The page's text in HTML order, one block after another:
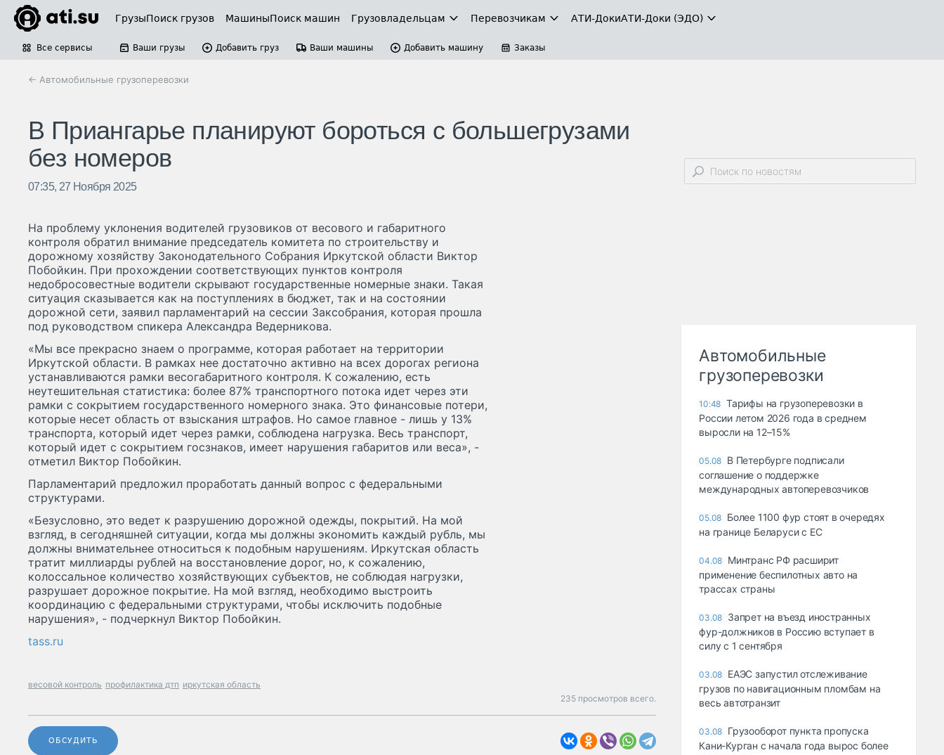
ГрузыПоиск грузов МашиныПоиск машин Грузовладельцам Перевозчикам АТИ-ДокиАТИ-Доки (ЭДО)
Все сервисы Ваши грузы Добавить груз Ваши машины Добавить машину Заказы
← Автомобильные грузоперевозки
В Приангарье планируют бороться с большегрузами
без номеров
07:35, 27 Ноября 2025
На проблему уклонения водителей грузовиков от весового и габаритного
контроля обратил внимание председатель комитета по строительству и
дорожному хозяйству Законодательного Собрания Иркутской области Виктор
Побойкин. При прохождении соответствующих пунктов контроля
недобросовестные водители скрывают государственные номерные знаки. Такая
ситуация сказывается как на поступлениях в бюджет, так и на состоянии
дорожной сети, заявил парламентарий на сессии Заксобрания, которая прошла
под руководством спикера Александра Ведерникова.
«Мы все прекрасно знаем о программе, которая работает на территории
Иркутской области. В рамках нее достаточно активно на всех дорогах региона
устанавливаются рамки весогабаритного контроля. К сожалению, есть
неутешительная статистика: более 87% транспортного потока идет через эти
рамки с сокрытием государственного номерного знака. Это финансовые потери,
которые несет область от взыскания штрафов. Но самое главное - лишь у 13%
транспорта, который идет через рамки, соблюдена нагрузка. Весь транспорт,
который идет с сокрытием госзнаков, имеет нарушения габаритов или веса», -
отметил Виктор Побойкин.
Парламентарий предложил проработать данный вопрос с федеральными
структурами.
«Безусловно, это ведет к разрушению дорожной одежды, покрытий. На мой
взгляд, в сегодняшней ситуации, когда мы должны экономить каждый рубль, мы
должны внимательнее относиться к подобным нарушениям. Иркутская область
тратит миллиарды рублей на восстановление дорог, но, к сожалению,
колоссальное количество хозяйствующих субъектов, не соблюдая нагрузки,
разрушает дорожное покрытие. На мой взгляд, необходимо выстроить
координацию с федеральными структурами, чтобы исключить подобные
нарушения», - подчеркнул Виктор Побойкин.
tass.ru
весовой контроль профилактика дтп иркутская область
235 просмотров всего.
ОБСУДИТЬ
Автомобильные
грузоперевозки
10:48 Тарифы на грузоперевозки в
России летом 2026 года в среднем
выросли на 12–15%
05.08 В Петербурге подписали
соглашение о поддержке
международных автоперевозчиков
05.08 Более 1100 фур стоят в очередях
на границе Беларуси с ЕС
04.08 Минтранс РФ расширит
применение беспилотных авто на
трассах страны
03.08 Запрет на въезд иностранных
фур-должников в Россию вступает в
силу с 1 сентября
03.08 ЕАЭС запустил отслеживание
грузов по навигационным пломбам на
весь автотранзит
03.08 Грузооборот пункта пропуска
Кани-Курган с начала года вырос более